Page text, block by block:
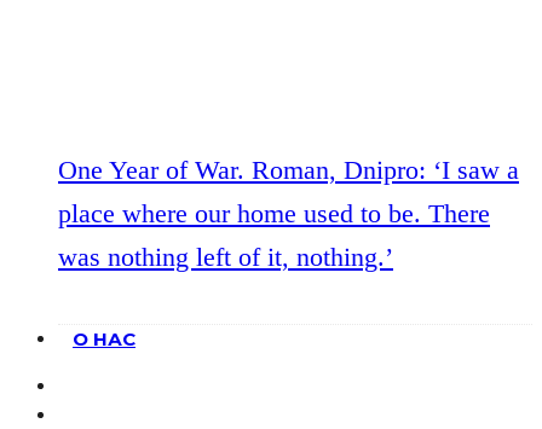
One Year of War. Roman, Dnipro: ‘I saw a
place where our home used to be. There
was nothing left of it, nothing.’
О НАС